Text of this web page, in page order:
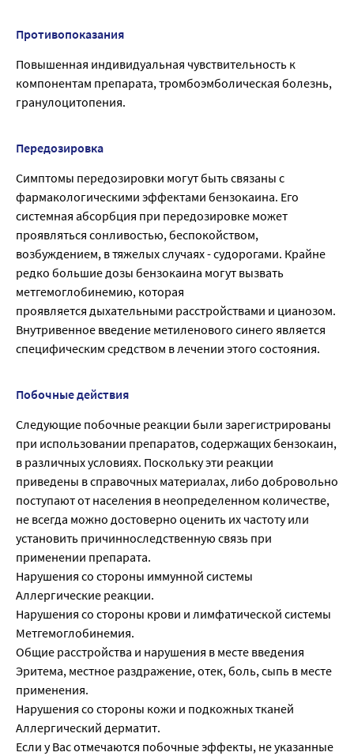
Противопоказания
Повышенная индивидуальная чувствительность к
компонентам препарата, тромбоэмболическая болезнь,
гранулоцитопения.
Передозировка
Симптомы передозировки могут быть связаны с
фармакологическими эффектами бензокаина. Его
системная абсорбция при передозировке может
проявляться сонливостью, беспокойством,
возбуждением, в тяжелых случаях - судорогами. Крайне
редко большие дозы бензокаина могут вызвать
метгемоглобинемию, которая
проявляется дыхательными расстройствами и цианозом.
Внутривенное введение метиленового синего является
специфическим средством в лечении этого состояния.
Побочные действия
Следующие побочные реакции были зарегистрированы
при использовании препаратов, содержащих бензокаин,
в различных условиях. Поскольку эти реакции
приведены в справочных материалах, либо добровольно
поступают от населения в неопределенном количестве,
не всегда можно достоверно оценить их частоту или
установить причинноследственную связь при
применении препарата.
Нарушения со стороны иммунной системы
Аллергические реакции.
Нарушения со стороны крови и лимфатической системы
Метгемоглобинемия.
Общие расстройства и нарушения в месте введения
Эритема, местное раздражение, отек, боль, сыпь в месте
применения.
Нарушения со стороны кожи и подкожных тканей
Аллергический дерматит.
Если у Вас отмечаются побочные эффекты, не указанные